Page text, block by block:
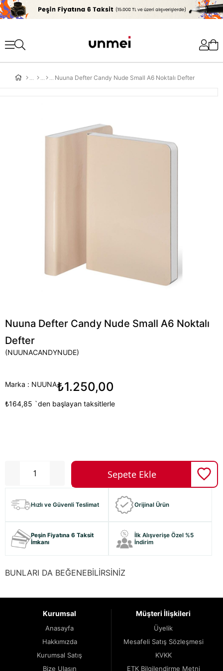
'
Nuuna Defter Candy Nude Small A6 Noktalı Defter
Nuuna Defter Candy Nude Small A6 Noktalı
Defter
(NUUNACANDYNUDE)
Marka : NUUNA₺1.250,00
₺164,85 `den başlayan taksitlerle
Hızlı ve Güvenli Teslimat Orijinal Ürün
Peşin Fiyatına 6 Taksit
İmkanı
İlk Alışverişe Özel %5
İndirim
BUNLARI DA BEĞENEBİLİRSİNİZ
Kurumsal
Anasayfa
Hakkımızda
Kurumsal Satış
Bize Ulaşın
Müşteri İlişkileri
Üyelik
Mesafeli Satış Sözleşmesi
KVKK
ETK Bilgilendirme Metni